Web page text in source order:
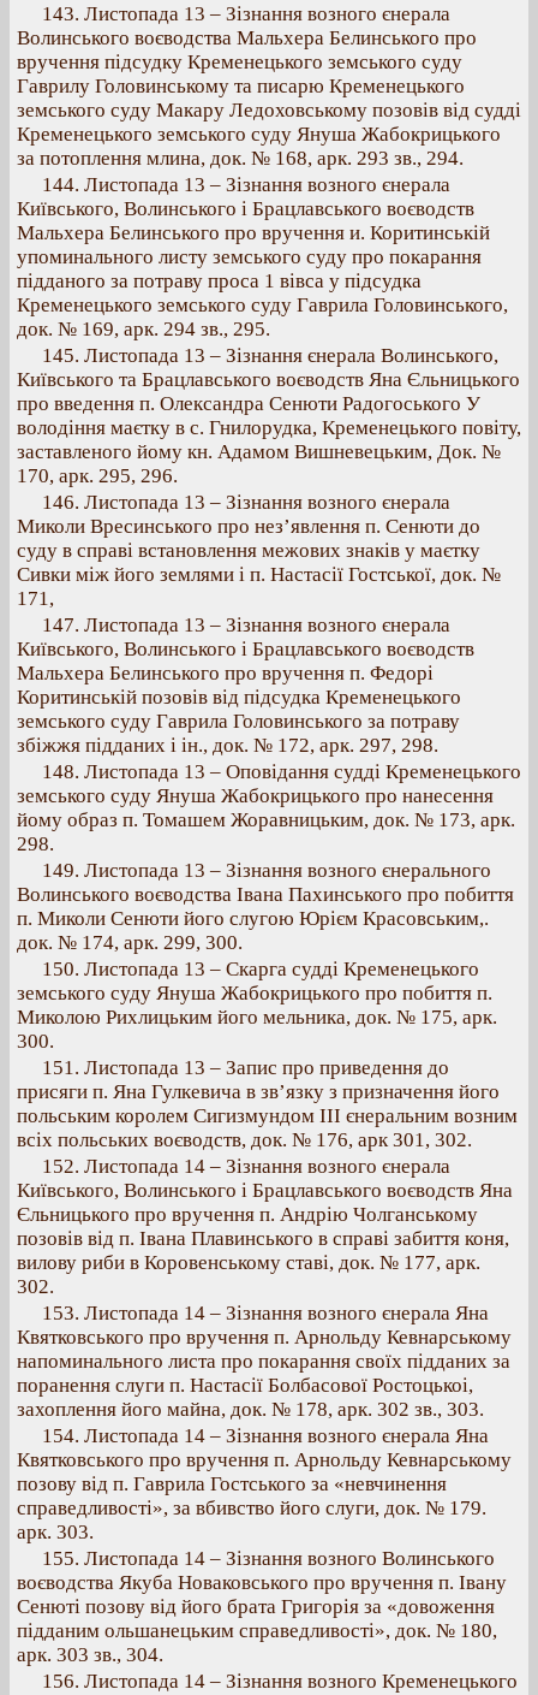
143. Листопада 13 – Зізнання возного єнерала
Волинського воєводства Мальхера Белинського про
вручення підсудку Кременецького земського суду
Гаврилу Головинському та писарю Кременецького
земського суду Макару Ледоховському позовів від судді
Кременецького земського суду Януша Жабокрицького
за потоплення млина, док. № 168, арк. 293 зв., 294.
144. Листопада 13 – Зізнання возного єнерала
Київського, Волинського і Брацлавського воєводств
Мальхера Белинського про вручення и. Коритинській
упоминального листу земського суду про покарання
підданого за потраву проса 1 вівса у підсудка
Кременецького земського суду Гаврила Головинського,
док. № 169, арк. 294 зв., 295.
145. Листопада 13 – Зізнання єнерала Волинського,
Київського та Брацлавського воєводств Яна Єльницького
про введення п. Олександра Сенюти Радогоського У
володіння маєтку в с. Гнилорудка, Кременецького повіту,
заставленого йому кн. Адамом Вишневецьким, Док. №
170, арк. 295, 296.
146. Листопада 13 – Зізнання возного єнерала
Миколи Вресинського про нез’явлення п. Сенюти до
суду в справі встановлення межових знаків у маєтку
Сивки між його землями і п. Настасії Гостської, док. №
171,
147. Листопада 13 – Зізнання возного єнерала
Київського, Волинського і Брацлавського воєводств
Мальхера Белинського про вручення п. Федорі
Коритинській позовів від підсудка Кременецького
земського суду Гаврила Головинського за потраву
збіжжя підданих і ін., док. № 172, арк. 297, 298.
148. Листопада 13 – Оповідання судді Кременецького
земського суду Януша Жабокрицького про нанесення
йому образ п. Томашем Жоравницьким, док. № 173, арк.
298.
149. Листопада 13 – Зізнання возного єнерального
Волинського воєводства Івана Пахинського про побиття
п. Миколи Сенюти його слугою Юрієм Красовським,.
док. № 174, арк. 299, 300.
150. Листопада 13 – Скарга судді Кременецького
земського суду Януша Жабокрицького про побиття п.
Миколою Рихлицьким його мельника, док. № 175, арк.
300.
151. Листопада 13 – Запис про приведення до
присяги п. Яна Гулкевича в зв’язку з призначення його
польським королем Сигизмундом III єнеральним возним
всіх польських воєводств, док. № 176, арк 301, 302.
152. Листопада 14 – Зізнання возного єнерала
Київського, Волинського і Брацлавського воєводств Яна
Єльницького про вручення п. Андрію Чолганському
позовів від п. Івана Плавинського в справі забиття коня,
вилову риби в Коровенському ставі, док. № 177, арк.
302.
153. Листопада 14 – Зізнання возного єнерала Яна
Квятковського про вручення п. Арнольду Кевнарському
напоминального листа про покарання своїх підданих за
поранення слуги п. Настасії Болбасової Ростоцькоі,
захоплення його майна, док. № 178, арк. 302 зв., 303.
154. Листопада 14 – Зізнання возного єнерала Яна
Квятковського про вручення п. Арнольду Кевнарському
позову від п. Гаврила Гостського за «невчинення
справедливості», за вбивство його слуги, док. № 179.
арк. 303.
155. Листопада 14 – Зізнання возного Волинського
воєводства Якуба Новаковського про вручення п. Івану
Сенюті позову від його брата Григорія за «довоження
підданим ольшанецьким справедливості», док. № 180,
арк. 303 зв., 304.
156. Листопада 14 – Зізнання возного Кременецького